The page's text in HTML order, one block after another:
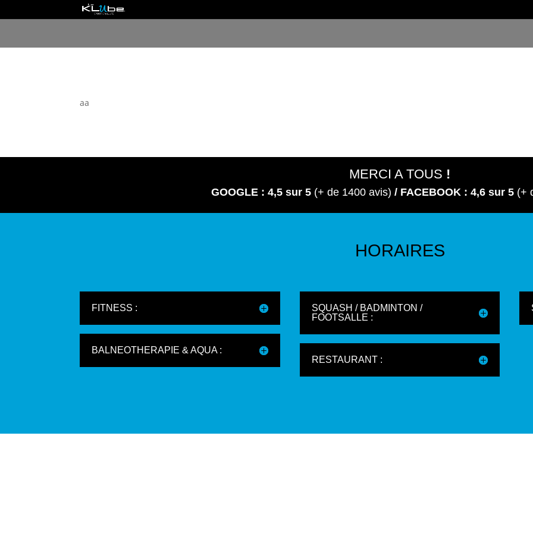
aa
MERCI A TOUS !
GOOGLE : 4,5 sur 5 (+ de 1400 avis) / FACEBOOK : 4,6 sur 5 (+
HORAIRES
FITNESS :
BALNEOTHERAPIE & AQUA :
SQUASH / BADMINTON /
FOOTSALLE :
RESTAURANT :